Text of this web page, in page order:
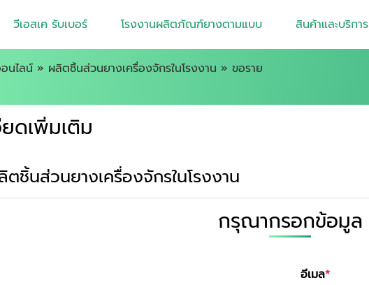
วีเอสเค รับเบอร์ โรงงานผลิตภัณฑ์ยางตามแบบ สินค้าและบริการ
นไลน์ » ผลิตชิ้นส่วนยางเครื่องจักรในโรงงาน » ขอราย
ยดเพิ่มเติม
ชิ้นส่วนยางเครื่องจักรในโรงงาน
กรุณากรอกข้อมูล
อีเมล